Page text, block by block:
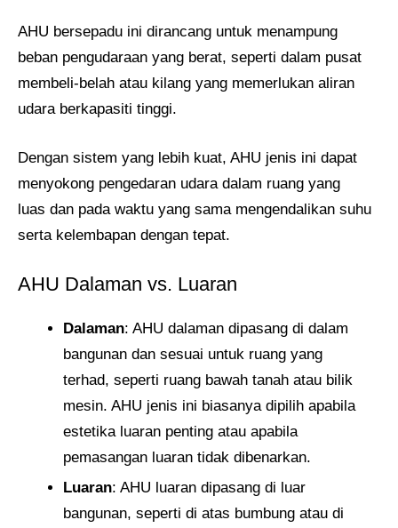
AHU bersepadu ini dirancang untuk menampung
beban pengudaraan yang berat, seperti dalam pusat
membeli-belah atau kilang yang memerlukan aliran
udara berkapasiti tinggi.
Dengan sistem yang lebih kuat, AHU jenis ini dapat
menyokong pengedaran udara dalam ruang yang
luas dan pada waktu yang sama mengendalikan suhu
serta kelembapan dengan tepat.
AHU Dalaman vs. Luaran
Dalaman: AHU dalaman dipasang di dalam
bangunan dan sesuai untuk ruang yang
terhad, seperti ruang bawah tanah atau bilik
mesin. AHU jenis ini biasanya dipilih apabila
estetika luaran penting atau apabila
pemasangan luaran tidak dibenarkan.
Luaran: AHU luaran dipasang di luar
bangunan, seperti di atas bumbung atau di